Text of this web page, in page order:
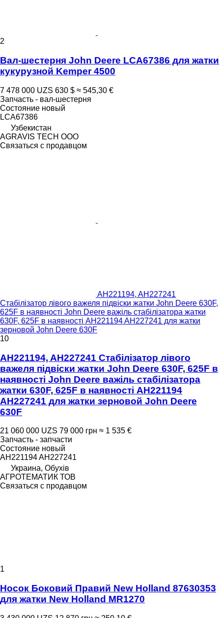
2
Вал-шестерня John Deere LCA67386 для жатки
кукурузной Kemper 4500
7 478 000 UZS 630 $ ≈ 545,30 €
Запчасть - вал-шестерня
Состояние новый
LCA67386
Узбекистан
AGRAVIS TECH ООО
Связаться с продавцом
AH221194, AH227241
Стабілізатор лівого важеля підвіски жатки John Deere 630F,
625F в наявності John Deere важіль стабілізатора жатки
630F, 625F в наявності AH221194 AH227241 для жатки
зерновой John Deere 630F
10
AH221194, AH227241 Стабілізатор лівого
важеля підвіски жатки John Deere 630F, 625F в
наявності John Deere важіль стабілізатора
жатки 630F, 625F в наявності AH221194
AH227241 для жатки зерновой John Deere
630F
21 060 000 UZS 79 000 грн ≈ 1 535 €
Запчасть - запчасти
Состояние новый
AH221194 AH227241
Украина, Обухів
АГРОТЕМАТИК ТОВ
Связаться с продавцом
1
Носок Боковий Правий New Holland 87630353
для жатки New Holland MR1270